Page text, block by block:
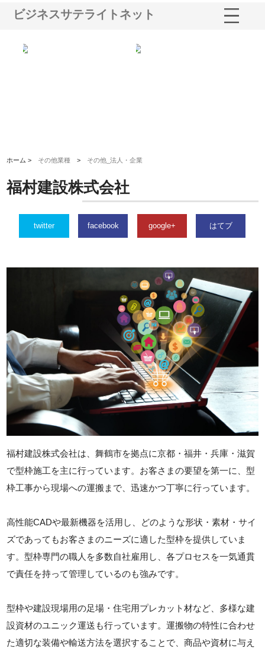
ビジネスサテライトネット
ホーム > その他業種 > その他_法人・企業
福村建設株式会社
twitter facebook google+ はてブ
福村建設株式会社は、舞鶴市を拠点に京都・福井・兵庫・滋賀
で型枠施工を主に行っています。お客さまの要望を第一に、型
枠工事から現場への運搬まで、迅速かつ丁寧に行っています。
高性能CADや最新機器を活用し、どのような形状・素材・サイ
ズであってもお客さまのニーズに適した型枠を提供していま
す。型枠専門の職人を多数自社雇用し、各プロセスを一気通貫
で責任を持って管理しているのも強みです。
型枠や建設現場用の足場・住宅用プレカット材など、多様な建
設資材のユニック運送も行っています。運搬物の特性に合わせ
た適切な装備や輸送方法を選択することで、商品や資材に与え